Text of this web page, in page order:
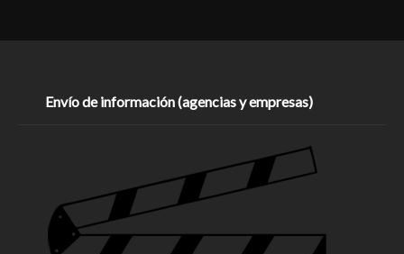
Envío de información (agencias y empresas)